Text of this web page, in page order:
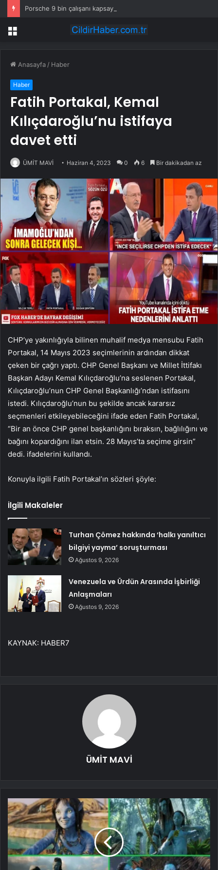
Porsche 9 bin çalışanı kapsayan küçülme planını onayladı
Menü
Anasayfa / Haber
Haber
Fatih Portakal, Kemal
Kılıçdaroğlu’nu istifaya
davet etti
ÜMİT MAVİ Haziran 4, 2023 0 6 Bir dakikadan az
CHP’ye yakınlığıyla bilinen muhalif medya mensubu Fatih
Portakal, 14 Mayıs 2023 seçimlerinin ardından dikkat
çeken bir çağrı yaptı. CHP Genel Başkanı ve Millet İttifakı
Başkan Adayı Kemal Kılıçdaroğlu’na seslenen Portakal,
Kılıçdaroğlu’nun CHP Genel Başkanlığı’ndan istifasını
istedi. Kılıçdaroğlu’nun bu şekilde ancak kararsız
seçmenleri etkileyebileceğini ifade eden Fatih Portakal,
“Bir an önce CHP genel başkanlığını bıraksın, bağlılığını ve
bağını kopardığını ilan etsin. 28 Mayıs’ta seçime girsin”
dedi. ifadelerini kullandı.
Konuyla ilgili Fatih Portakal’ın sözleri şöyle:
İlgili Makaleler
Turhan Çömez hakkında ‘halkı yanıltıcı
bilgiyi yayma’ soruşturması
Ağustos 9, 2026
Venezuela ve Ürdün Arasında İşbirliği
Anlaşmaları
Ağustos 9, 2026
KAYNAK: HABER7
ÜMİT MAVİ